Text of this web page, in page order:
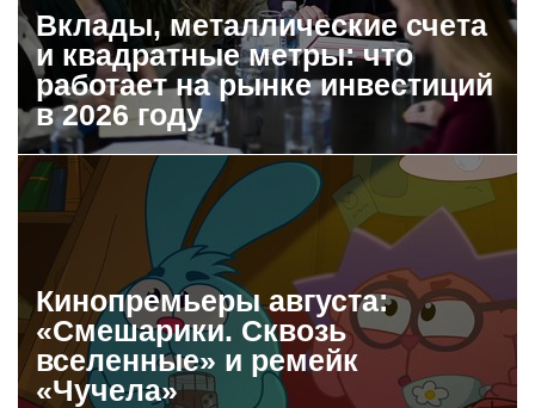
Вклады, металлические счета
и квадратные метры: что
работает на рынке инвестиций
в 2026 году
Кинопремьеры августа:
«Смешарики. Сквозь
вселенные» и ремейк
«Чучела»